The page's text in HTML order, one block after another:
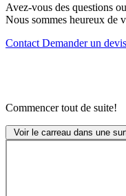
Avez-vous des questions
Nous sommes heureux de
Contact Demander un devis
Commencer tout de suite!
Voir le carreau dans une